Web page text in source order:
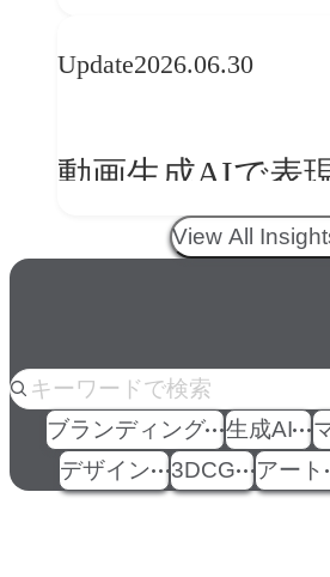
ークフロー設計
Update2026.06.30
動画生成AIで表
する？映像ディ
View All
人気の
ブランディング 生成AI
デザイン
3DCG アート